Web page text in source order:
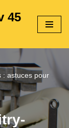
45
: astuces pour